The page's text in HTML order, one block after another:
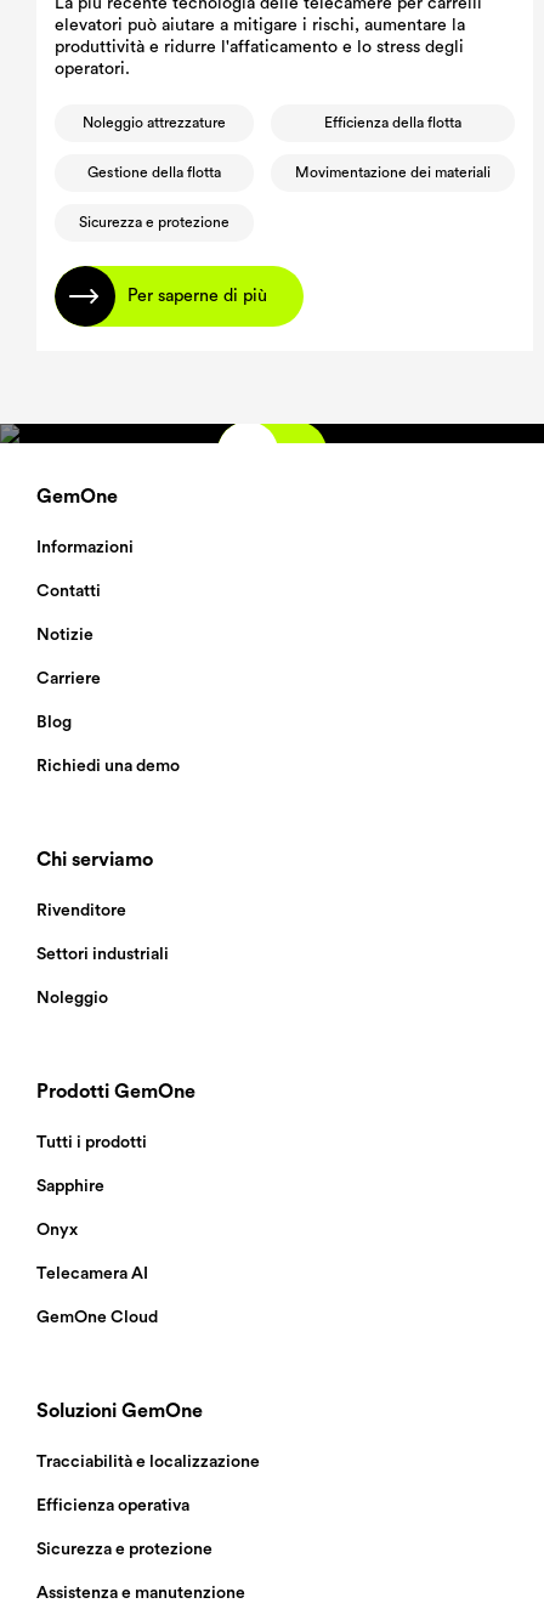
La più recente tecnologia delle telecamere per carrelli
elevatori può aiutare a mitigare i rischi, aumentare la
produttività e ridurre l'affaticamento e lo stress degli
operatori.
Noleggio attrezzature Efficienza della flotta
Gestione della flotta Movimentazione dei materiali
Sicurezza e protezione
Per saperne di più
GemOne
Informazioni
Contatti
Notizie
Carriere
Blog
Richiedi una demo
Chi serviamo
Rivenditore
Settori industriali
Noleggio
Prodotti GemOne
Tutti i prodotti
Sapphire
Onyx
Telecamera AI
GemOne Cloud
Soluzioni GemOne
Tracciabilità e localizzazione
Efficienza operativa
Sicurezza e protezione
Assistenza e manutenzione